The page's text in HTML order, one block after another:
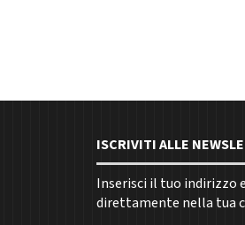
ISCRIVITI ALLE
Inserisci il tuo indirizzo
direttamente nella tua